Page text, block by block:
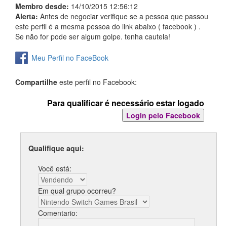
Membro desde: 14/10/2015 12:56:12
Alerta: Antes de negociar verifique se a pessoa que passou
este perfil é a mesma pessoa do link abaixo ( facebook ) .
Se não for pode ser algum golpe. tenha cautela!
Meu Perfil no FaceBook
Compartilhe este perfil no Facebook:
Para qualificar é necessário estar logado
Qualifique aqui:
Você está:
Em qual grupo ocorreu?
Comentario: